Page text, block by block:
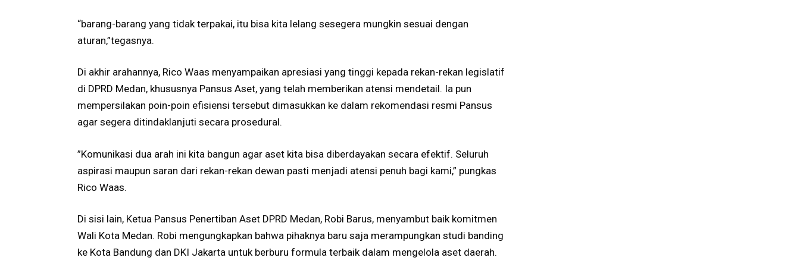
“barang-barang yang tidak terpakai, itu bisa kita lelang sesegera mungkin sesuai dengan
aturan,”tegasnya.
​Di akhir arahannya, Rico Waas menyampaikan apresiasi yang tinggi kepada rekan-rekan legislatif
di DPRD Medan, khususnya Pansus Aset, yang telah memberikan atensi mendetail. Ia pun
mempersilakan poin-poin efisiensi tersebut dimasukkan ke dalam rekomendasi resmi Pansus
agar segera ditindaklanjuti secara prosedural.
​”Komunikasi dua arah ini kita bangun agar aset kita bisa diberdayakan secara efektif. Seluruh
aspirasi maupun saran dari rekan-rekan dewan pasti menjadi atensi penuh bagi kami,” pungkas
Rico Waas.
Di sisi lain, Ketua Pansus Penertiban Aset DPRD Medan, Robi Barus, menyambut baik komitmen
Wali Kota Medan. Robi mengungkapkan bahwa pihaknya baru saja merampungkan studi banding
ke Kota Bandung dan DKI Jakarta untuk berburu formula terbaik dalam mengelola aset daerah.